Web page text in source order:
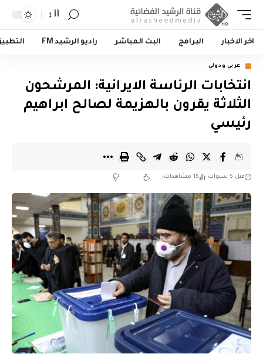
أأ
اخر الاخبار البرامج البث المباشر راديو الرشيد FM
عربي ودولي
انتخابات الرئاسة الايرانية: المرشحون
الثلاثة يقرون بالهزيمة لصالح ابراهيم
رئيسي
قبل 5 سنوات 15 مشاهدات